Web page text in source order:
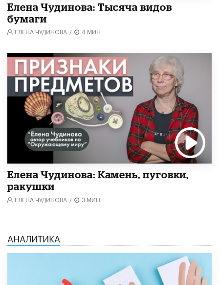
Елена Чудинова: Тысяча видов
бумаги
ЕЛЕНА ЧУДИНОВА / 4 МИН.
Елена Чудинова: Камень, пуговки,
ракушки
ЕЛЕНА ЧУДИНОВА / 3 МИН.
АНАЛИТИКА